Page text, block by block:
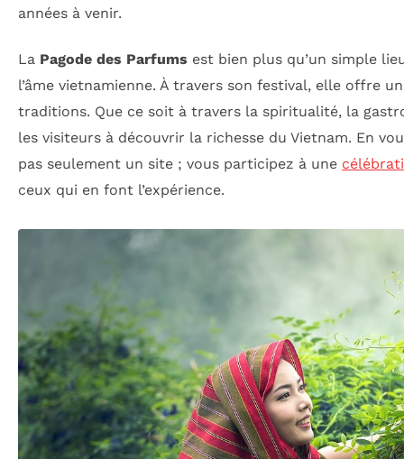
années à venir.
La Pagode des Parfums est bien plus qu’un simple
l’âme vietnamienne. À travers son festival, elle offre
traditions. Que ce soit à travers la spiritualité, la
les visiteurs à découvrir la richesse du Vietnam. En
pas seulement un site ; vous participez à une
ceux qui en font l’expérience.